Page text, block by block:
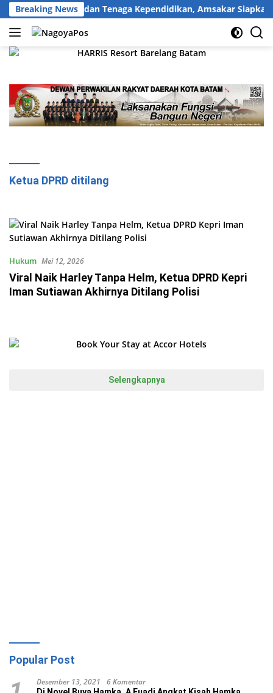
Langsung
ke
konten
Breaking News
4.877 Guru dan Tenaga Kependidikan, Amsakar Siapkan
Ketua DPRD ditilang
Hukum Mei 12, 2026
Viral Naik Harley Tanpa Helm, Ketua DPRD Kepri
Iman Sutiawan Akhirnya Ditilang Polisi
Selengkapnya
Popular Post
Desember 13, 2021 6 Komentar